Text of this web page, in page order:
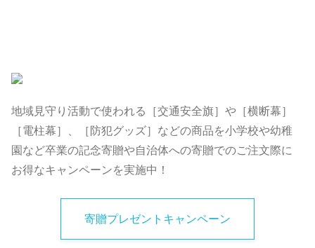
地域見守り活動で使われる［交通安全旗］や［横断幕］
［電柱幕］、［防犯グッズ］などの商品を小学校や幼稚
園など卒業の記念寄贈や自治体への寄贈でのご注文際に
お得なキャンペーンを実施中！
寄贈プレゼントキャンペーン